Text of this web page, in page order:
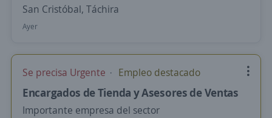
San Cristóbal, Táchira
Ayer
Se precisa Urgente Empleo destacado
Encargados de Tienda y Asesores de Ventas
Importante empresa del sector